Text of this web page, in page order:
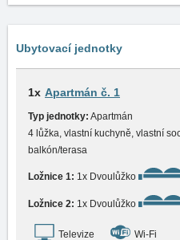
Ubytovací jednotky
1x Apartmán č. 1
Typ jednotky: Apartmán
4 lůžka, vlastní kuchyně, vlastní
balkón/terasa
Ložnice 1: 1x Dvoulůžko
Ložnice 2: 1x Dvoulůžko
Televize Wi-Fi